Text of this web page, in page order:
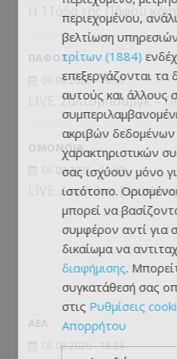
Η 11άδα της Πάφου
ΠΑΦΟΣ
06.08.2026 - 18:50
LIVE: Σάλτσμπουργκ –
ΟΜΟΝΟΙΑ
06.08.2026 - 18:48
LIVE: Λίνκολντ Ρεντ
06.08.2026 - 18:34
περιεχομένου,
βελτίωση
τρίτων (1884)
επεξεργάζονται τα
αυτούς και άλλους
ακριβών
χαρακτηριστικών
σας ισχύουν μόνο
ιστότοπο.
μπορεί να
συμφέρον αντί για
δικαίωμα να
διαφήμισης.
συγκατάθεσή σας
στις Ρυθμίσεις
Απορρήτου